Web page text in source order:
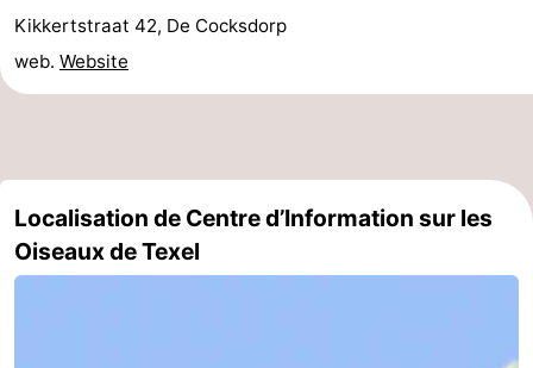
Monuments
-
Églises
-
Points
de
vue
Attractions
-
Croisières
-
Kikkertstraat 42, De Cocksdorp
web. Website
Localisation de Centre d’Information sur les
Oiseaux de Texel